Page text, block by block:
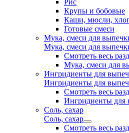
Рис
Крупы и бобовые
Каши, мюсли,
Готовые смеси
Мука, смеси для
Мука, смеси для
Смотреть весь
Мука, смеси для
Ингридиенты для
Ингридиенты для
Смотреть весь
Ингридиенты для
Соль, сахар
Соль, сахар
Смотреть весь